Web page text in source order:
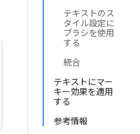
テキストのス
タイル設定に
ブラシを使用
する
統合
テキストにマー
キー効果を適用
する
参考情報